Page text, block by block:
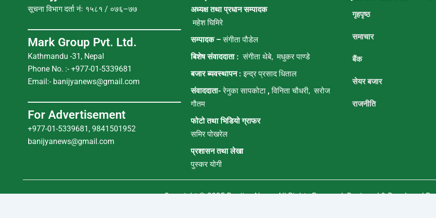
o
सूचना विभाग दर्ता नंः १५८१ / ०७६–७७
Mark Group Pvt. Ltd.
Kathmandu -31, Nepal
Phone No. :- +977-01-5339681
Email:- banijyanews@gmail.com
For Advertisement
+977-01-5339681, 9841501952
banijyanews@gmail.com
अध्यक्ष तथा प्रधान सम्पादक
महेश घिमिरे
सम्पादक –संगीता पौडेल
बिशेष संवाददाता : संगीता थेबे,मधुकर पाण्डे
बजार ब्यवस्थापन : इन्द्र प्रसाद धिताल
संवाददाता-रेनुका सापकोटा , विनिता चौधरी, सरोज
गौतम
फोटो तथा भिडियो ग्राफर
समिर पोखरेल
प्रशासन तथा लेखा
पुस्कर योगी
गृहपृष्ठ
समाचार
बैंक
सेयर बजार
राजनीति
Copyright © 2025Banijya News.All Rights Reserved. Designed & Developed By